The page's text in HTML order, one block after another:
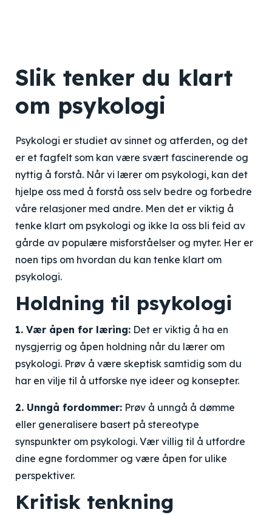
Slik tenker du klart
om psykologi
Psykologi er studiet av sinnet og atferden, og det
er et fagfelt som kan være svært fascinerende og
nyttig å forstå. Når vi lærer om psykologi, kan det
hjelpe oss med å forstå oss selv bedre og forbedre
våre relasjoner med andre. Men det er viktig å
tenke klart om psykologi og ikke la oss bli feid av
gårde av populære misforståelser og myter. Her er
noen tips om hvordan du kan tenke klart om
psykologi.
Holdning til psykologi
1. Vær åpen for læring: Det er viktig å ha en
nysgjerrig og åpen holdning når du lærer om
psykologi. Prøv å være skeptisk samtidig som du
har en vilje til å utforske nye ideer og konsepter.
2. Unngå fordommer: Prøv å unngå å dømme
eller generalisere basert på stereotype
synspunkter om psykologi. Vær villig til å utfordre
dine egne fordommer og være åpen for ulike
perspektiver.
Kritisk tenkning